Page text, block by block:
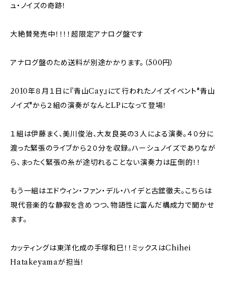
ュ・ノイズの奇跡！
大絶賛発売中！！！！超限定アナログ盤です
アナログ盤のため送料が別途かかります。（500円）
2010年８月１日に『青山Cay』にて行われたノイズイベント"青山
ノイズ"から２組の演奏がなんとLPになって登場！
１組は伊藤まく、美川俊治、大友良英の３人による演奏。４０分に
渡った緊張のライブから２０分を収録。ハーシュノイズでありなが
ら、まったく緊張の糸が途切れることない演奏力は圧倒的！！
もう一組はエドウィン・ファン・デル・ハイデと古舘徹夫。こちらは
現代音楽的な静寂を含めつつ、物語性に富んだ構成力で聞かせ
ます。
カッティングは東洋化成の手塚和巳！！ミックスはChihei
Hatakeyamaが担当！